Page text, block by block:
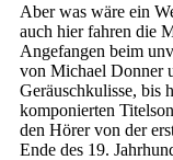
Aber was wäre ein
auch hier fahren die
Angefangen beim
von Michael Donner
Geräuschkulisse, bis
komponierten
den Hörer von der
Ende des 19.